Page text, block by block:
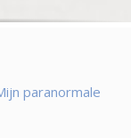
paranormale